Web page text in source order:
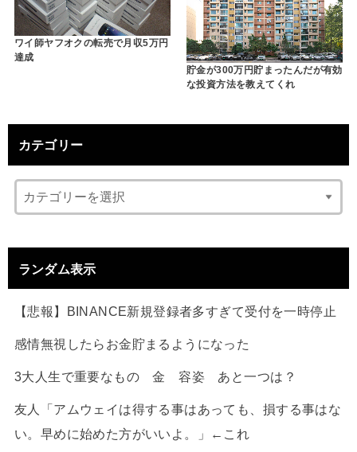
ワイ師ヤフオクの転売で月収5万円
達成
貯金が300万円貯まったんだが有効
な投資方法を教えてくれ
カテゴリー
ランダム表示
【悲報】BINANCE新規登録者多すぎて受付を一時停止
感情無視したらお金貯まるようになった
3大人生で重要なもの 金 容姿 あと一つは？
友人「アムウェイは得する事はあっても、損する事はな
い。早めに始めた方がいいよ。」←これ